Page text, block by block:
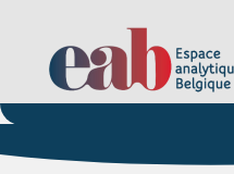
Accéder au contenu